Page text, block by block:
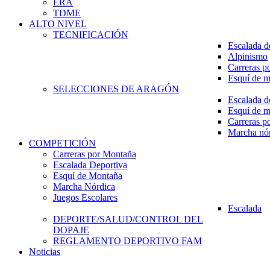
ERA
TDME
ALTO NIVEL
TECNIFICACIÓN
Escalada
Alpinismo
Carreras
Esquí de
SELECCIONES DE ARAGÓN
Escalada
Esquí de
Carreras
Marcha
COMPETICIÓN
Carreras por Montaña
Escalada Deportiva
Esquí de Montaña
Marcha Nórdica
Juegos Escolares
Escalada
DEPORTE/SALUD/CONTROL DEL
DOPAJE
REGLAMENTO DEPORTIVO FAM
Noticias